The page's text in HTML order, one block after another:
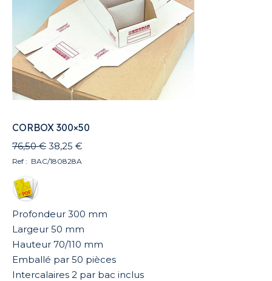
CORBOX 300×50
76,50€ Le
prix
38,25 €
Ref : BAC/180828A
Profondeur 300 mm
Largeur 50 mm
Hauteur 70/110 mm
Emballé par 50 pièces
Intercalaires 2 par bac inclus